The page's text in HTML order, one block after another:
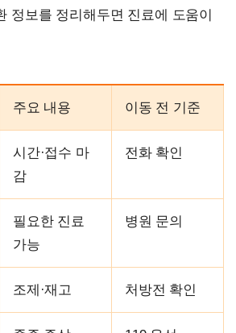
정보를 정리해두면 진료에 도움이
주요 내용 이동 전 기준
시간·접수 마
감
전화 확인
필요한 진료
가능
병원 문의
조제·재고 처방전 확인